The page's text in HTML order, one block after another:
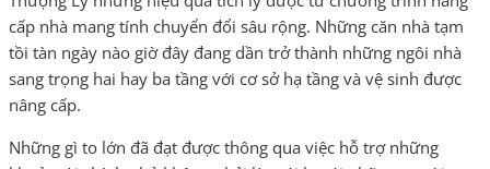
cấp nhà mang tính chuyển đổi sâu rộng. Những căn nhà tạm
tồi tàn ngày nào giờ đây đang dần trở thành những ngôi nhà
sang trọng hai hay ba tầng với cơ sở hạ tầng và vệ sinh được
nâng cấp.
Những gì to lớn đã đạt được thông qua việc hỗ trợ những